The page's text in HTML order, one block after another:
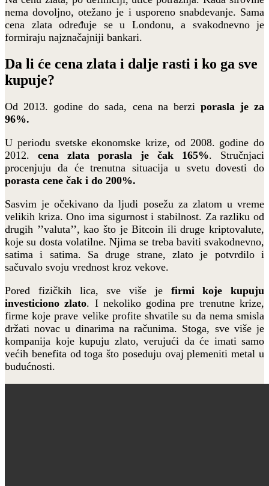
nema dovoljno, otežano je i usporeno snabdevanje. Sama
cena zlata određuje se u Londonu, a svakodnevno je
formiraju najznačajniji bankari.
Da li će cena zlata i dalje rasti i ko ga sve
kupuje?
Od 2013. godine do sada, cena na berzi porasla je za
96%.
U periodu svetske ekonomske krize, od 2008. godine do
2012. cena zlata porasla je čak 165%. Stručnjaci
procenjuju da će trenutna situacija u svetu dovesti do
porasta cene čak i do 200%.
Sasvim je očekivano da ljudi posežu za zlatom u vreme
velikih kriza. Ono ima sigurnost i stabilnost. Za razliku od
drugih ’’valuta’’, kao što je Bitcoin ili druge kriptovalute,
koje su dosta volatilne. Njima se treba baviti svakodnevno,
satima i satima. Sa druge strane, zlato je potvrdilo i
sačuvalo svoju vrednost kroz vekove.
Pored fizičkih lica, sve više je firmi koje kupuju
investiciono zlato. I nekoliko godina pre trenutne krize,
firme koje prave velike profite shvatile su da nema smisla
držati novac u dinarima na računima. Stoga, sve više je
kompanija koje kupuju zlato, verujući da će imati samo
većih benefita od toga što poseduju ovaj plemeniti metal u
budućnosti.